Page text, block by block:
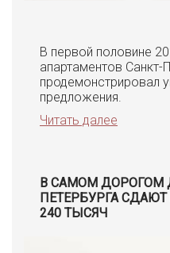
В первой половине
апартаментов Санкт-
продемонстрировал
предложения.
Читать далее
В САМОМ ДОРОГОМ
ПЕТЕРБУРГА
240 ТЫСЯЧ